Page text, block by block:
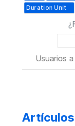
Duration Unit
Usuarios